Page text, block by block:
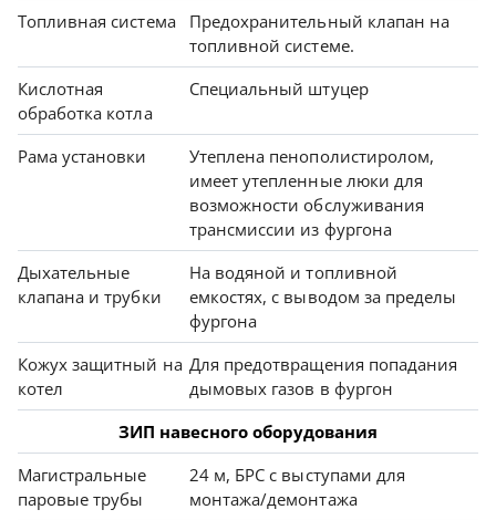
Топливная система
Предохранительный клапан на
топливной системе.
Кислотная
обработка котла
Специальный штуцер
Рама установки
Утеплена пенополистиролом,
имеет утепленные люки для
возможности обслуживания
трансмиссии из фургона
Дыхательные
клапана и трубки
На водяной и топливной
емкостях, с выводом за пределы
фургона
Кожух защитный на
котел
Для предотвращения попадания
дымовых газов в фургон
ЗИП навесного оборудования
Магистральные
паровые трубы
24 м, БРС с выступами для
монтажа/демонтажа